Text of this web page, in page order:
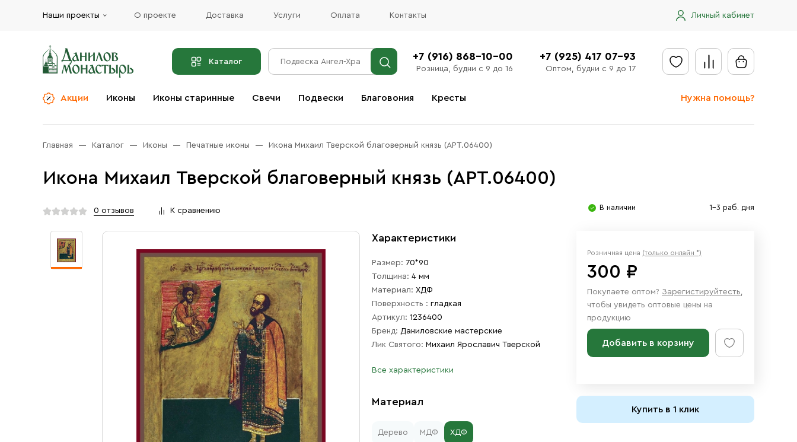
Наши проекты О проекте Доставка Услуги Оплата Контакты Личный кабинет
Каталог +7 (916) 868-10-00
Розница, будни с 9 до 16
+7 (925) 417 07-93
Оптом, будни с 9 до 17
Акции Иконы Иконы старинные Свечи Подвески Благовония Кресты Нужна помощь?
Отправить заявку
Церковная утварь
Иконы
Ювелирные изделия
Бренды
Услуги
Главная Каталог Иконы Печатные иконы Икона Михаил Тверской благоверный князь (АРТ.06400)
Икона Михаил Тверской благоверный князь (АРТ.06400)
0 отзывов К сравнению В наличии 1-3 раб. дня
Характеристики
Размер: 70*90
Толщина: 4 мм
Материал: ХДФ
Поверхность : гладкая
Артикул: 1236400
Бренд: Даниловские мастерские
Лик Святого: Михаил Ярославич Тверской
Все характеристики
Материал
Дерево МДФ ХДФ
Розничная цена (только онлайн *)
300 ₽
Покупаете оптом? Зарегистируйтесть,
чтобы увидеть оптовые цены на
продукцию
Добавить в корзину
Купить в 1 клик